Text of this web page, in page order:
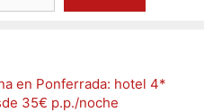
en Ponferrada: hotel 4*
35€ p.p./noche